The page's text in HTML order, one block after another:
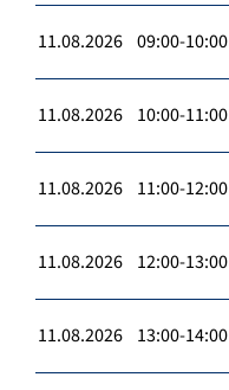
11.08.2026 09:00-10:00
11.08.2026 10:00-11:00
11.08.2026 11:00-12:00
11.08.2026 12:00-13:00
11.08.2026 13:00-14:00